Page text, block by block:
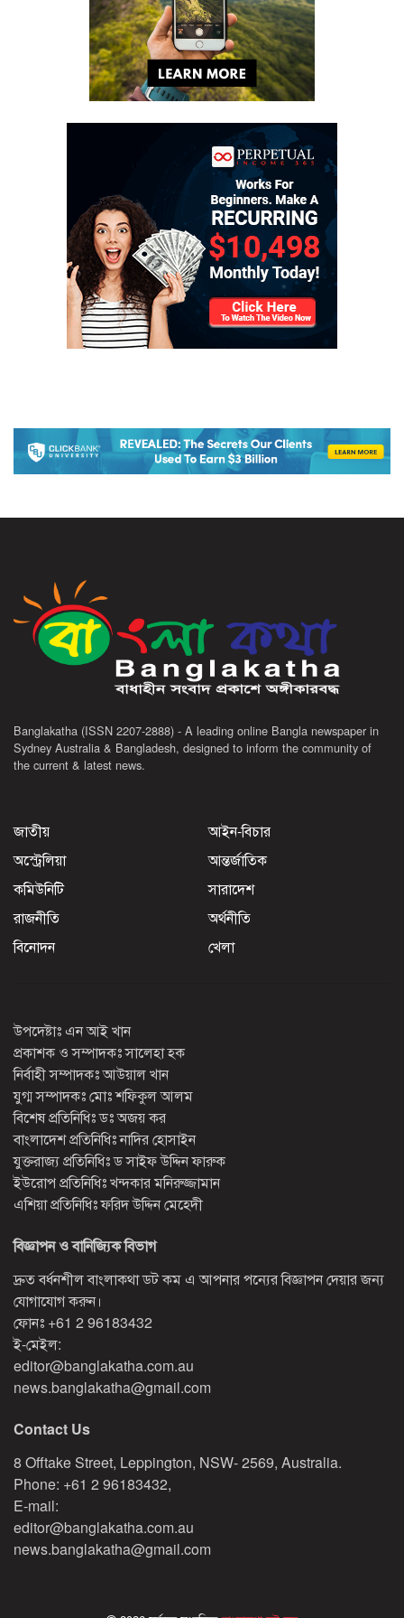
Banglakatha (ISSN 2207-2888) - A leading online Bangla newspaper in
Sydney Australia & Bangladesh, designed to inform the community of
the current & latest news.
জাতীয়
আইন-বিচার
অস্ট্রেলিয়া
আন্তর্জাতিক
কমিউনিটি
সারাদেশ
রাজনীতি
অর্থনীতি
বিনোদন
খেলা
উপদেষ্টাঃ এন আই খান
প্রকাশক ও সম্পাদকঃ সালেহা হক
নির্বাহী সম্পাদকঃ আউয়াল খান
যুগ্ম সম্পাদকঃ মোঃ শফিকুল আলম
বিশেষ প্রতিনিধিঃ ডঃ অজয় কর
বাংলাদেশ প্রতিনিধিঃ নাদির হোসাইন
যুক্তরাজ্য প্রতিনিধিঃ ড সাইফ উদ্দিন ফারুক
ইউরোপ প্রতিনিধিঃ খন্দকার মনিরুজ্জামান
এশিয়া প্রতিনিধিঃ ফরিদ উদ্দিন মেহেদী
বিজ্ঞাপন ও বানিজ্যিক বিভাগ
দ্রুত বর্ধনশীল বাংলাকথা ডট কম এ আপনার পন্যের বিজ্ঞাপন দেয়ার জন্য
যোগাযোগ করুন।
ফোনঃ +61 2 96183432
ই-মেইল:
editor@banglakatha.com.au
news.banglakatha@gmail.com
Contact Us
8 Offtake Street, Leppington, NSW- 2569, Australia.
Phone: +61 2 96183432,
E-mail:
editor@banglakatha.com.au
news.banglakatha@gmail.com